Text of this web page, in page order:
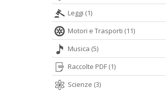
Leggi (1)
Motori e Trasporti (11)
Musica (5)
Raccolte PDF (1)
Scienze (3)